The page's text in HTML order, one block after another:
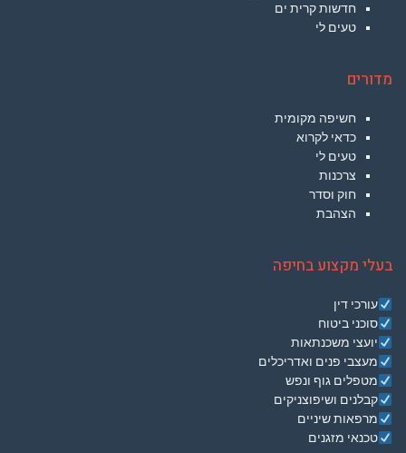
חדשות קרית ים
טעים לי
מדורים
חשיפה מקומית
כדאי לקרוא
טעים לי
צרכנות
חוק וסדר
הצהבת
בעלי מקצוע בחיפה
עורכי דין
סוכני ביטוח
יועצי משכנתאות
מעצבי פנים ואדריכלים
מטפלים גוף ונפש
קבלנים ושיפוצניקים
מרפאות שיניים
טכנאי מזגנים